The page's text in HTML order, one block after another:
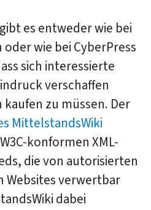
es entweder wie bei
wie bei CyberPress
sich interessierte
verschaffen
zu müssen. Der
MittelstandsWiki
konformen XML-
die von autorisierten
Websites verwertbar
dabei